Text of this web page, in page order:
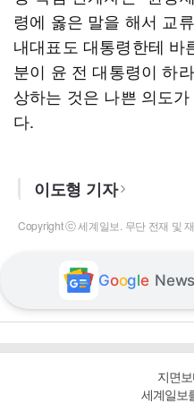
령에 옳은 말을 해서 교
내대표도 대통령한테 바
분이 윤 전 대통령이 하
상하는 것은 나쁜 의도
다.
이도형 기자
Copyright ⓒ 세계일보. 무단 전재 및
Google News
지면
세계일보